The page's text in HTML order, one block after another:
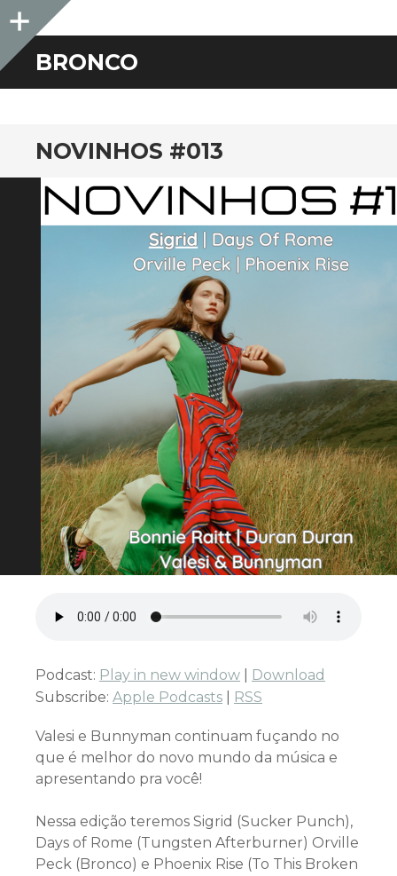
Sidebar
BRONCO
NOVINHOS #013
Podcast: Play in new window
Download
Subscribe: Apple Podcasts RSS
Valesi e Bunnyman continuam fuçando no
que é melhor do novo mundo da música e
apresentando pra você!
Nessa edição teremos Sigrid (Sucker Punch),
Days of Rome (Tungsten Afterburner) Orville
Peck (Bronco) e Phoenix Rise (To This Broken